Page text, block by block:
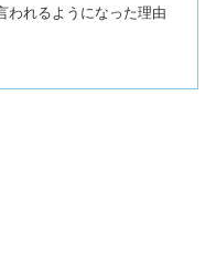
われるようになった理由